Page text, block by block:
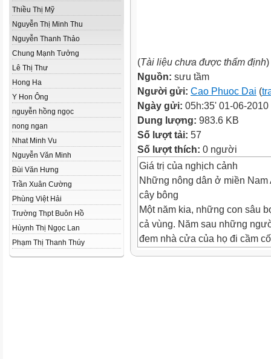
Thiều Thị Mỹ
Nguyễn Thị Minh Thu
Nguyễn Thanh Thảo
Chung Mạnh Tưởng
Lê Thị Thư
Hong Ha
Y Hon Ông
nguyễn hồng ngọc
nong ngan
Nhat Minh Vu
Nguyễn Văn Minh
Bùi Văn Hưng
Trần Xuân Cường
Phùng Việt Hải
Trường Thpt Buôn Hồ
Hùynh Thị Ngọc Lan
Phạm Thị Thanh Thúy
(Tài liệu chưa được thẩm định)
Nguồn: sưu tầm
Người gửi: Cao Phuoc Dai (
Ngày gửi: 05h:35' 01-06-2010
Dung lượng: 983.6 KB
Số lượt tải: 57
Số lượt thích: 0 người
Giá trị của nghịch cảnh
Những nông dân ở miền
cây bông
Một năm kia, những con sâu
cả vùng. Năm sau những
đem nhà cửa của họ đi cầm cố